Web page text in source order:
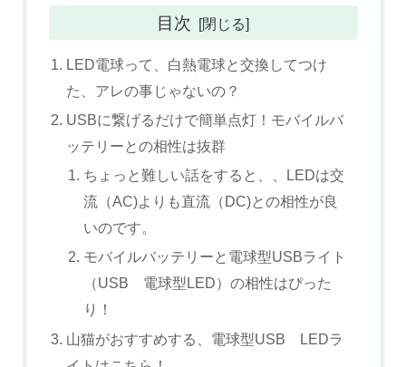
目次
LED電球って、白熱電球と交換してつけ
た、アレの事じゃないの？
USBに繋げるだけで簡単点灯！モバイルバ
ッテリーとの相性は抜群
ちょっと難しい話をすると、、LEDは交
流（AC)よりも直流（DC)との相性が良
いのです。
モバイルバッテリーと電球型USBライト
（USB 電球型LED）の相性はぴった
り！
山猫がおすすめする、電球型USB LEDラ